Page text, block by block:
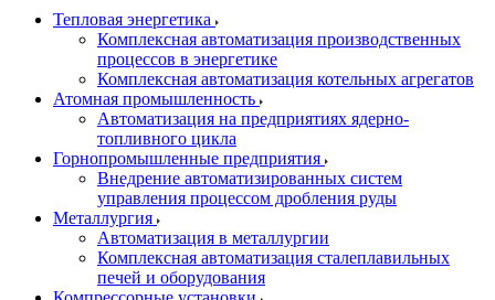
Тепловая энергетика
Комплексная автоматизация производственных
процессов в энергетике
Комплексная автоматизация котельных агрегатов
Атомная промышленность
Автоматизация на предприятиях ядерно-
топливного цикла
Горнопромышленные предприятия
Внедрение автоматизированных систем
управления процессом дробления руды
Металлургия
Автоматизация в металлургии
Комплексная автоматизация сталеплавильных
печей и оборудования